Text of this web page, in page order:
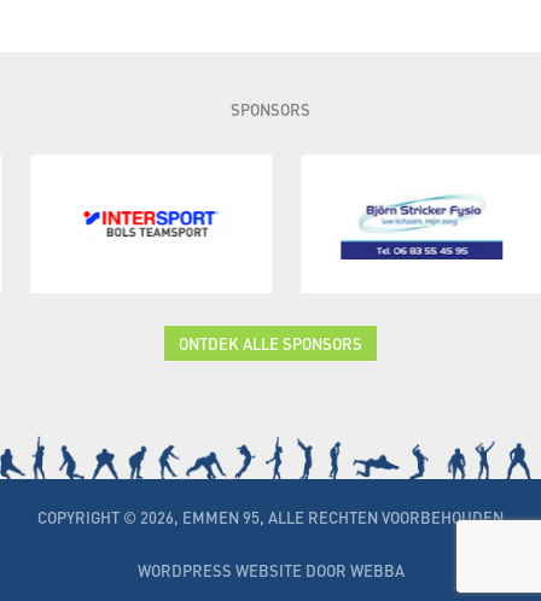
SPONSORS
ONTDEK ALLE SPONSORS
COPYRIGHT © 2026, EMMEN 95, ALLE RECHTEN VOORBEHOUDEN
WORDPRESS WEBSITE DOOR WEBBA